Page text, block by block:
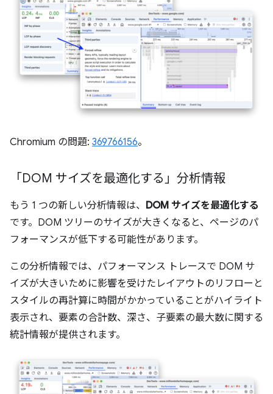
Chromium の問題: 369766156。
「DOM サイズを最適化する」分析情報
もう 1 つの新しい分析情報は、 DOM サイズを最適化する
です。DOM ツリーのサイズが大きくなると、ページのパ
フォーマンスが低下する可能性があります。
この分析情報では、パフォーマンス トレースで DOM サ
イズが大きいために影響を受けたレイアウトのリフローと
スタイルの再計算に時間がかかっていることがハイライト
表示され、要素の合計数、深さ、子要素の最大数に関する
統計情報が提供されます。